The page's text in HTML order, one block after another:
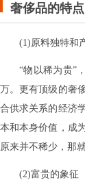
奢侈品的特点
(1)原料独特和
“物以稀为贵”
万。更有顶级的奢
合供求关系的经济
本和本身价值，成
原来并不稀少，那
(2)富贵的象征